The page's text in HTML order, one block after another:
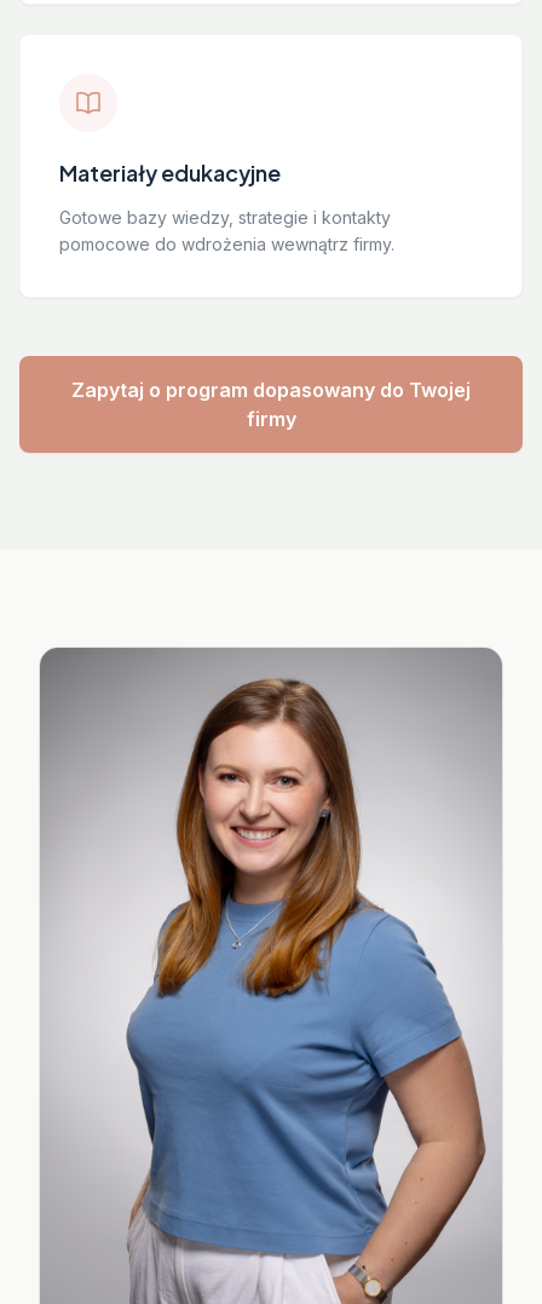
Materiały edukacyjne
Gotowe bazy wiedzy, strategie i kontakty
pomocowe do wdrożenia wewnątrz firmy.
Zapytaj o program dopasowany do Twojej
firmy